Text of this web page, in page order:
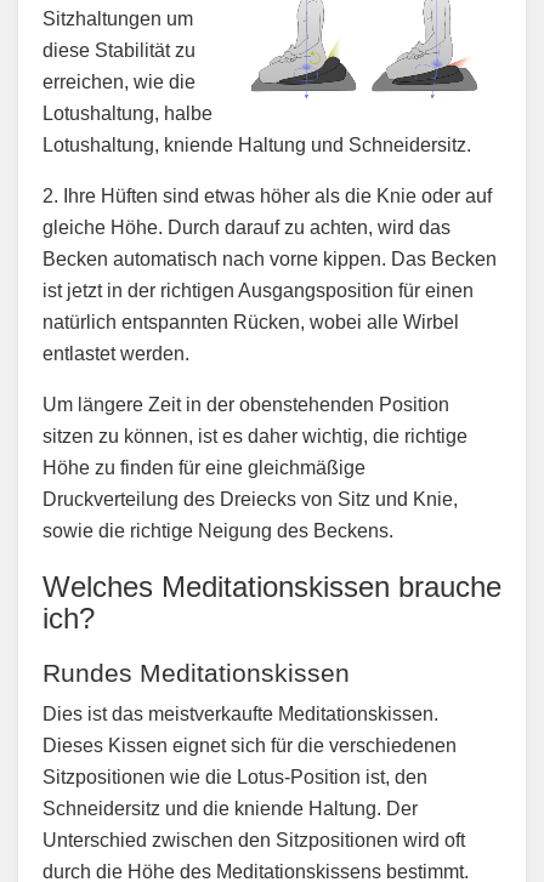
Sitzhaltungen um
diese Stabilität zu
erreichen, wie die
Lotushaltung, halbe
Lotushaltung, kniende Haltung und Schneidersitz.
2. Ihre Hüften sind etwas höher als die Knie oder auf
gleiche Höhe. Durch darauf zu achten, wird das
Becken automatisch nach vorne kippen. Das Becken
ist jetzt in der richtigen Ausgangsposition für einen
natürlich entspannten Rücken, wobei alle Wirbel
entlastet werden.
Um längere Zeit in der obenstehenden Position
sitzen zu können, ist es daher wichtig, die richtige
Höhe zu finden für eine gleichmäßige
Druckverteilung des Dreiecks von Sitz und Knie,
sowie die richtige Neigung des Beckens.
Welches Meditationskissen brauche
ich?
Rundes Meditationskissen
Dies ist das meistverkaufte Meditationskissen.
Dieses Kissen eignet sich für die verschiedenen
Sitzpositionen wie die Lotus-Position ist, den
Schneidersitz und die kniende Haltung. Der
Unterschied zwischen den Sitzpositionen wird oft
durch die Höhe des Meditationskissens bestimmt.